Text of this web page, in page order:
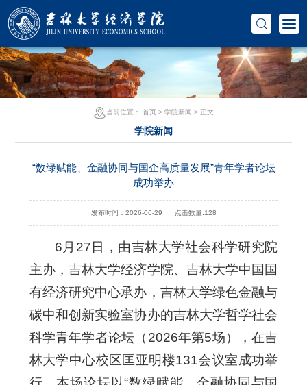
当前位置： 首页> 学院新闻 > 正文
学院新闻
“数绿赋能、金融协同与国企高质量发展”青年学者论坛
成功举办
发布时间：2026-06-29 点击数量:128
6月27日，由吉林大学社会科学研究院
主办，吉林大学经济学院、吉林大学中国国
有经济研究中心承办，吉林大学绿色金融与
碳中和创新实验室协办的吉林大学哲学社会
科学青年学者论坛（2026年第5场），在吉
林大学中心校区匡亚明楼131会议室成功举